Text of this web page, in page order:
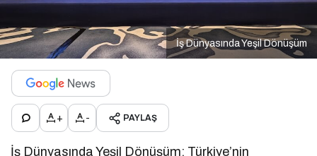
İş Dünyasında Yeşil Dönüşüm
+ - PAYLAŞ
İş Dünyasında Yeşil Dönüşüm: Türkiye’nin